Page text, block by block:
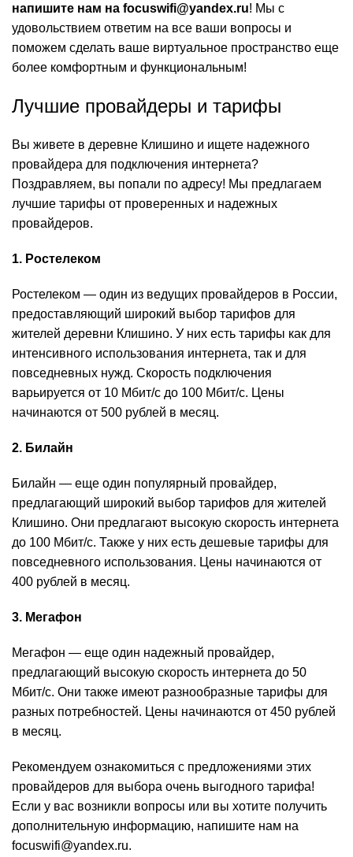
напишите нам на focuswifi@yandex.ru! Мы с
удовольствием ответим на все ваши вопросы и
поможем сделать ваше виртуальное пространство еще
более комфортным и функциональным!
Лучшие провайдеры и тарифы
Вы живете в деревне Клишино и ищете надежного
провайдера для подключения интернета?
Поздравляем, вы попали по адресу! Мы предлагаем
лучшие тарифы от проверенных и надежных
провайдеров.
1. Ростелеком
Ростелеком — один из ведущих провайдеров в России,
предоставляющий широкий выбор тарифов для
жителей деревни Клишино. У них есть тарифы как для
интенсивного использования интернета, так и для
повседневных нужд. Скорость подключения
варьируется от 10 Мбит/с до 100 Мбит/с. Цены
начинаются от 500 рублей в месяц.
2. Билайн
Билайн — еще один популярный провайдер,
предлагающий широкий выбор тарифов для жителей
Клишино. Они предлагают высокую скорость интернета
до 100 Мбит/с. Также у них есть дешевые тарифы для
повседневного использования. Цены начинаются от
400 рублей в месяц.
3. Мегафон
Мегафон — еще один надежный провайдер,
предлагающий высокую скорость интернета до 50
Мбит/с. Они также имеют разнообразные тарифы для
разных потребностей. Цены начинаются от 450 рублей
в месяц.
Рекомендуем ознакомиться с предложениями этих
провайдеров для выбора очень выгодного тарифа!
Если у вас возникли вопросы или вы хотите получить
дополнительную информацию, напишите нам на
focuswifi@yandex.ru.